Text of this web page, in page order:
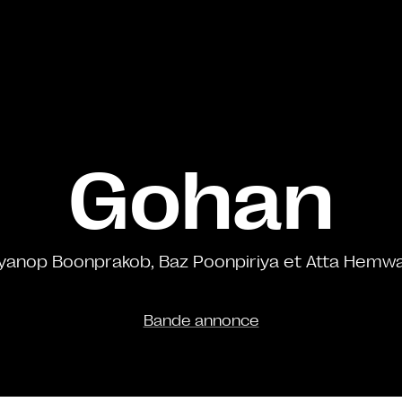
Gohan
Boonprakob, Baz Poonpiriya et Atta
Bande annonce